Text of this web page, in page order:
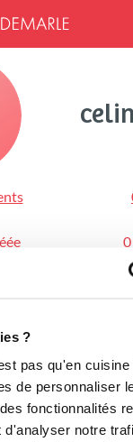
?
pas qu'en
de personnaliser
fonctionnalités
d'analyser notre